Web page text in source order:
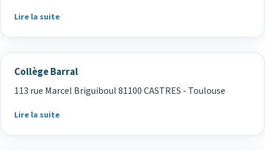
Lire la suite
Collège Barral
113 rue Marcel Briguiboul 81100 CASTRES - Toulouse
Lire la suite